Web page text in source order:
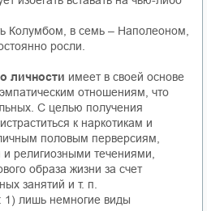
Колумбом, в семь – Наполеоном,
росли.
личности имеет в своей основе
отношениям, что
С целью получения
к наркотикам и
половым перверсиям,
религиозными течениями,
образа жизни за счет
занятий и т. п.
1) лишь немногие виды